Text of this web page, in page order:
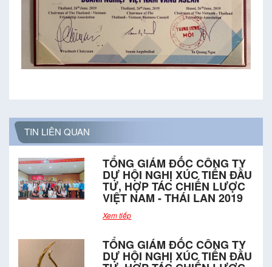
TIN LIÊN QUAN
TỔNG GIÁM ĐỐC CÔNG TY
DỰ HỘI NGHỊ XÚC TIẾN ĐẦU
TƯ, HỢP TÁC CHIẾN LƯỢC
VIỆT NAM - THÁI LAN 2019
Xem tiếp
TỔNG GIÁM ĐỐC CÔNG TY
DỰ HỘI NGHỊ XÚC TIẾN ĐẦU